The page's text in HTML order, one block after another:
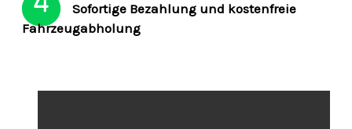
Sofortige Bezahlung und kostenfreie
Fahrzeugabholung